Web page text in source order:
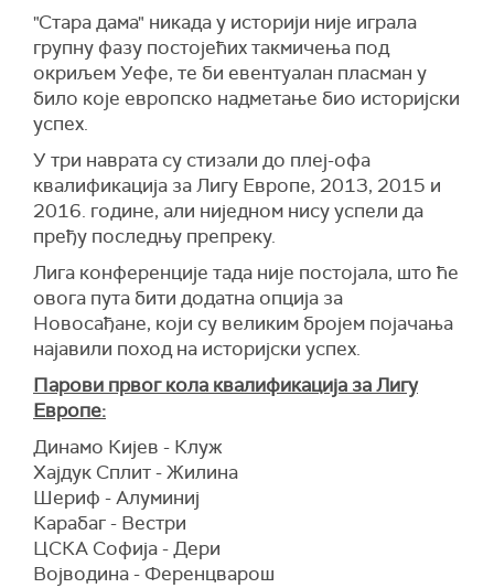
"Стара дама" никада у историји није играла
групну фазу постојећих такмичења под
окриљем Уефе, те би евентуалан пласман у
било које европско надметање био историјски
успех.
У три наврата су стизали до плеј-офа
квалификација за Лигу Европе, 2013, 2015 и
2016. године, али ниједном нису успели да
пређу последњу препреку.
Лига конференције тада није постојала, што ће
овога пута бити додатна опција за
Новосађане, који су великим бројем појачања
најавили поход на историјски успех.
Парови првог кола квалификација за Лигу
Европе:
Динамо Кијев - Клуж
Хајдук Сплит - Жилина
Шериф - Алуминиј
Карабаг - Вестри
ЦСКА Софија - Дери
Војводина - Ференцварош